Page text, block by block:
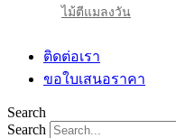
ไม้ตีแมลงวัน
ติดต่อเรา
ขอใบเสนอราคา
Search
Search